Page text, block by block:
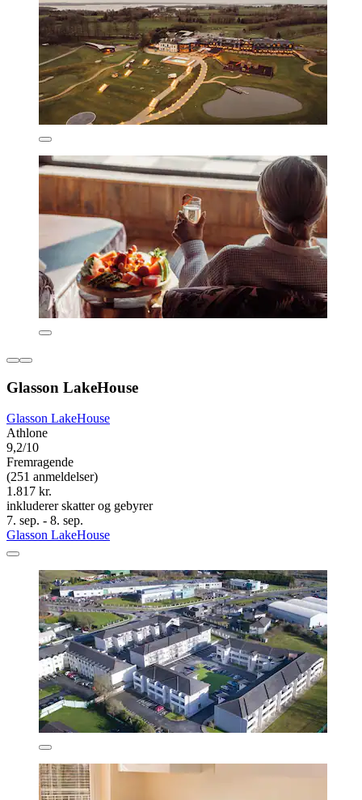
Glasson LakeHouse
Glasson LakeHouse
Athlone
9,2/10
Fremragende
(251 anmeldelser)
1.817 kr.
inkluderer skatter og gebyrer
7. sep. - 8. sep.
Glasson LakeHouse